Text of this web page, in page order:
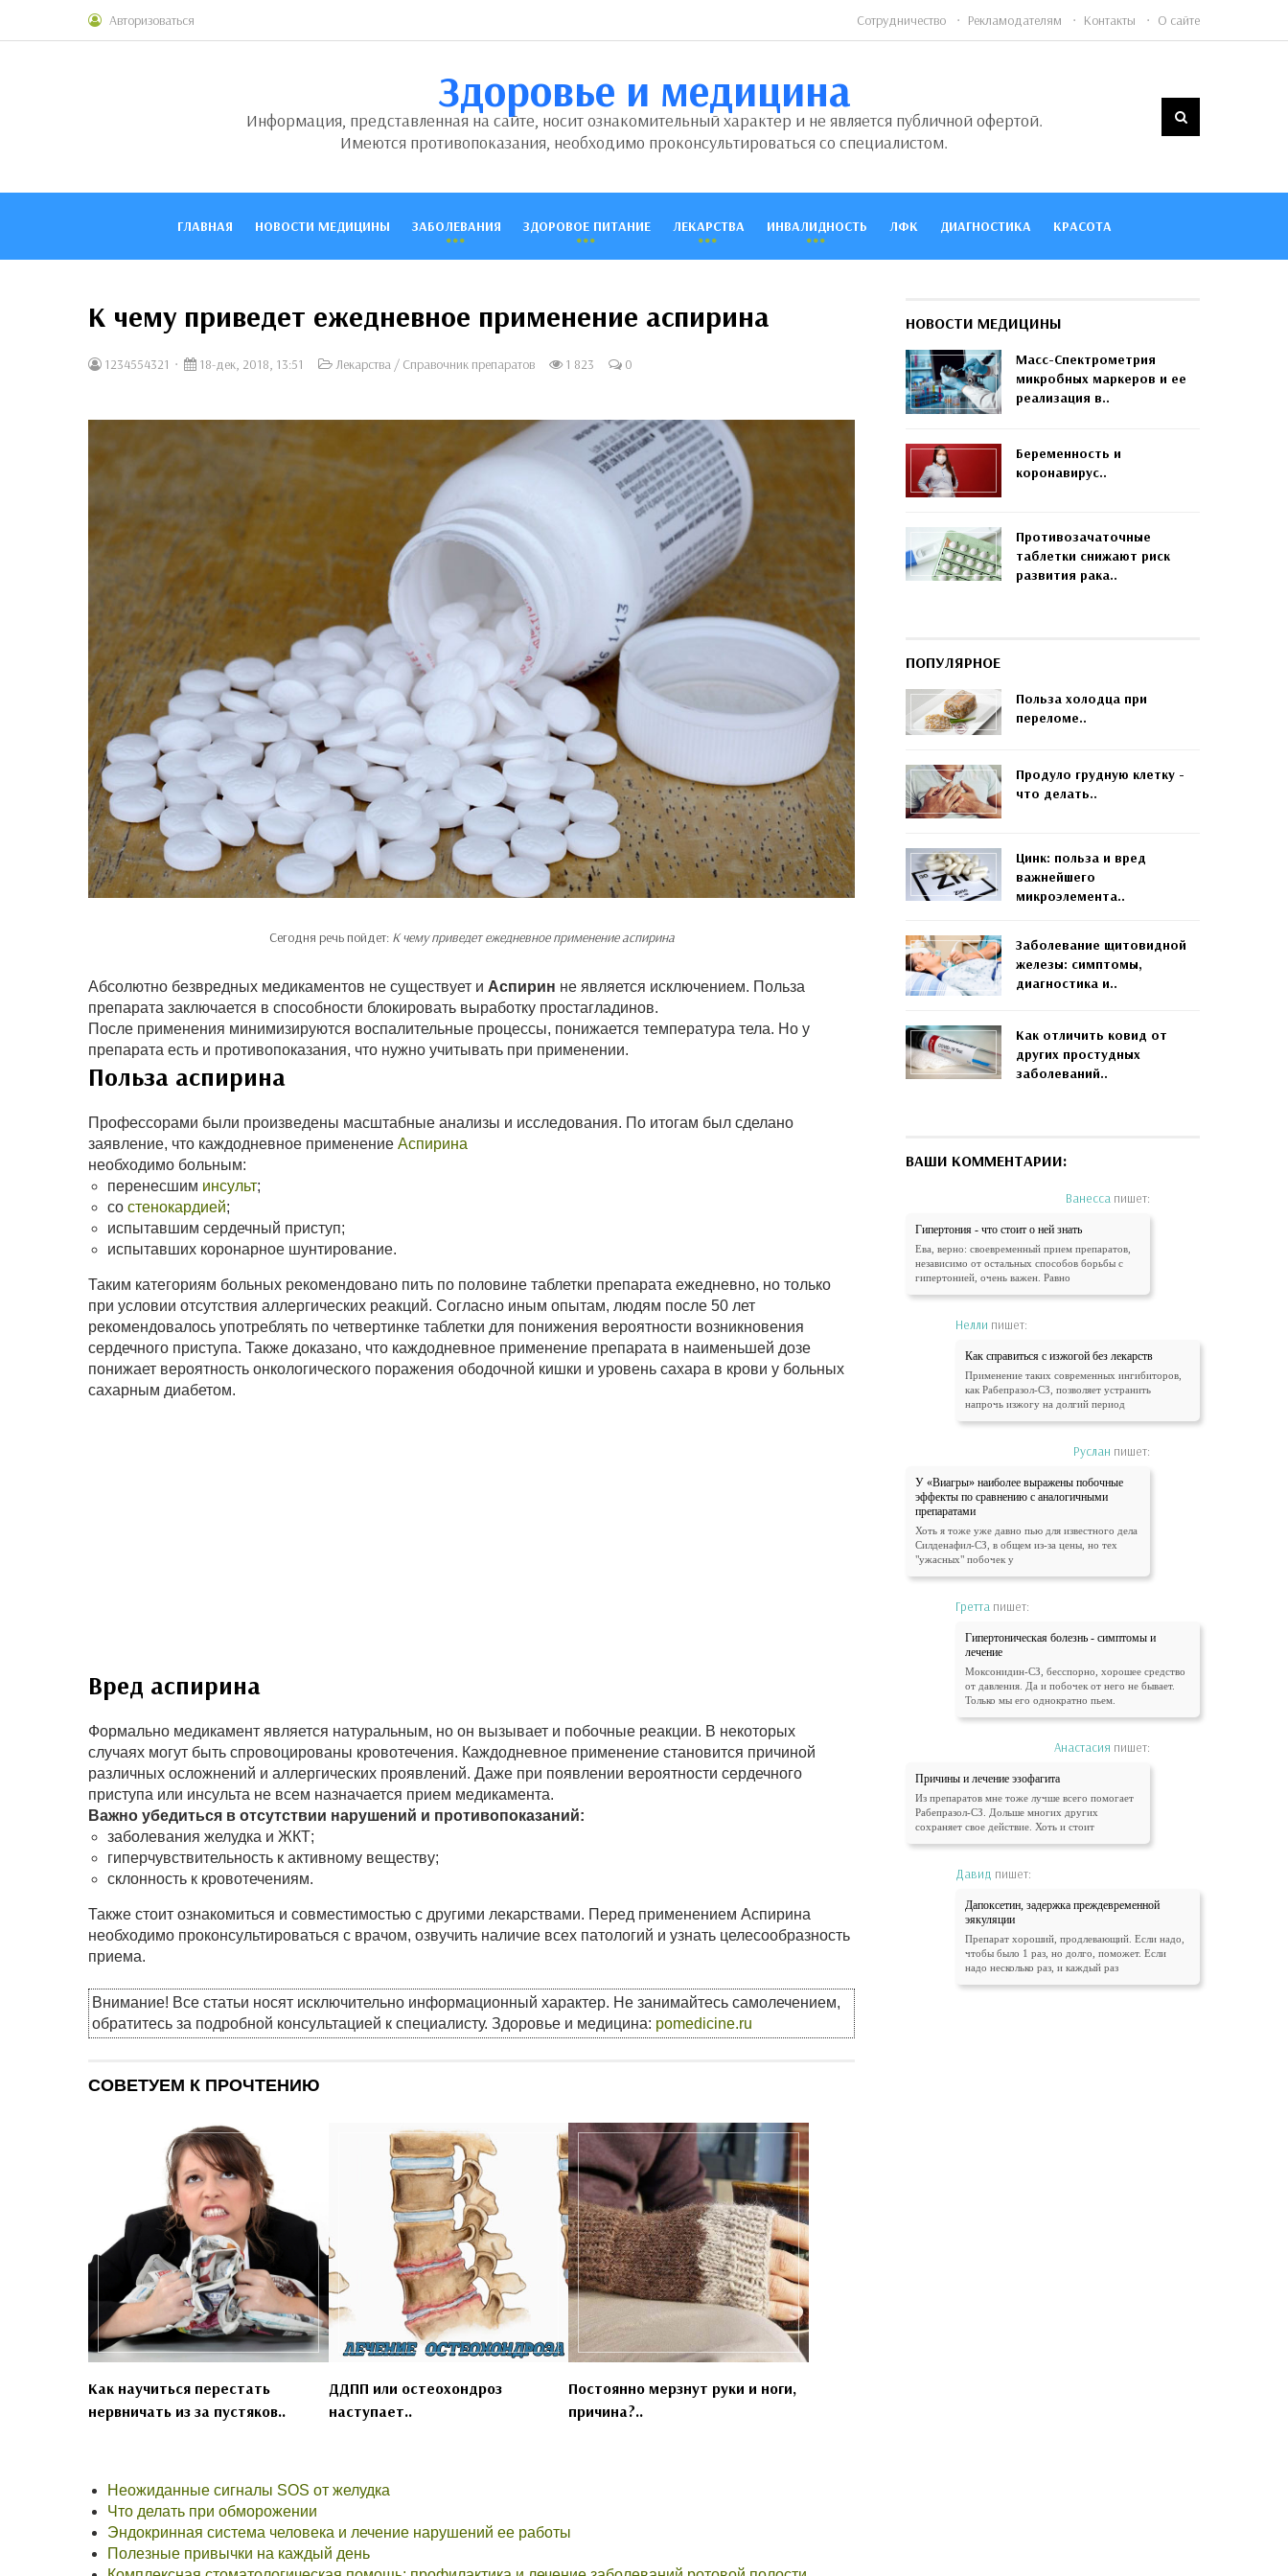
Авторизоваться Сотрудничество Рекламодателям Контакты О сайте
Здоровье и медицина
Информация, представленная на сайте, носит ознакомительный характер и не является публичной офертой.
Имеются противопоказания, необходимо проконсультироваться со специалистом.
ГЛАВНАЯ НОВОСТИ МЕДИЦИНЫ ЗАБОЛЕВАНИЯ ЗДОРОВОЕ ПИТАНИЕ ЛЕКАРСТВА ИНВАЛИДНОСТЬ ЛФК ДИАГНОСТИКА КРАСОТА
К чему приведет ежедневное применение аспирина
1234554321 18-дек, 2018, 13:51 Лекарства / Справочник препаратов 1 823 0
Сегодня речь пойдет: К чему приведет ежедневное применение аспирина
Абсолютно безвредных медикаментов не существует и Аспирин не является исключением. Польза
препарата заключается в способности блокировать выработку простагладинов.
После применения минимизируются воспалительные процессы, понижается температура тела. Но у
препарата есть и противопоказания, что нужно учитывать при применении.
Польза аспирина
Профессорами были произведены масштабные анализы и исследования. По итогам был сделано
заявление, что каждодневное применение Аспирина
необходимо больным:
перенесшим инсульт;
со стенокардией;
испытавшим сердечный приступ;
испытавших коронарное шунтирование.
Таким категориям больных рекомендовано пить по половине таблетки препарата ежедневно, но только
при условии отсутствия аллергических реакций. Согласно иным опытам, людям после 50 лет
рекомендовалось употреблять по четвертинке таблетки для понижения вероятности возникновения
сердечного приступа. Также доказано, что каждодневное применение препарата в наименьшей дозе
понижает вероятность онкологического поражения ободочной кишки и уровень сахара в крови у больных
сахарным диабетом.
Вред аспирина
Формально медикамент является натуральным, но он вызывает и побочные реакции. В некоторых
случаях могут быть спровоцированы кровотечения. Каждодневное применение становится причиной
различных осложнений и аллергических проявлений. Даже при появлении вероятности сердечного
приступа или инсульта не всем назначается прием медикамента.
Важно убедиться в отсутствии нарушений и противопоказаний:
заболевания желудка и ЖКТ;
гиперчувствительность к активному веществу;
склонность к кровотечениям.
Также стоит ознакомиться и совместимостью с другими лекарствами. Перед применением Аспирина
необходимо проконсультироваться с врачом, озвучить наличие всех патологий и узнать целесообразность
приема.
Внимание! Все статьи носят исключительно информационный характер. Не занимайтесь самолечением,
обратитесь за подробной консультацией к специалисту. Здоровье и медицина: pomedicine.ru
СОВЕТУЕМ К ПРОЧТЕНИЮ
Как научиться перестать
нервничать из за пустяков..
ДДПП или остеохондроз
наступает..
Постоянно мерзнут руки и ноги,
причина?..
Неожиданные сигналы SOS от желудка
Что делать при обморожении
Эндокринная система человека и лечение нарушений ее работы
Полезные привычки на каждый день
НОВОСТИ МЕДИЦИНЫ
Масс-Спектрометрия
микробных маркеров и ее
реализация в..
Беременность и
коронавирус..
Противозачаточные
таблетки снижают риск
развития рака..
ПОПУЛЯРНОЕ
Польза холодца при
переломе..
Продуло грудную клетку -
что делать..
Цинк: польза и вред
важнейшего
микроэлемента..
Заболевание щитовидной
железы: симптомы,
диагностика и..
Как отличить ковид от
других простудных
заболеваний..
ВАШИ КОММЕНТАРИИ:
Ванесса пишет:
Гипертония - что стоит о ней знать
Ева, верно: своевременный прием препаратов,
независимо от остальных способов борьбы с
гипертонией, очень важен. Равно
Нелли пишет:
Как справиться с изжогой без лекарств
Применение таких современных ингибиторов,
как Рабепразол-СЗ, позволяет устранить
напрочь изжогу на долгий период
Руслан пишет:
У «Виагры» наиболее выражены побочные
эффекты по сравнению с аналогичными
препаратами
Хоть я тоже уже давно пью для известного дела
Силденафил-СЗ, в общем из-за цены, но тех
"ужасных" побочек у
Гретта пишет:
Гипертоническая болезнь - симптомы и
лечение
Моксонидин-СЗ, бесспорно, хорошее средство
от давления. Да и побочек от него не бывает.
Только мы его однократно пьем.
Анастасия пишет:
Причины и лечение эзофагита
Из препаратов мне тоже лучше всего помогает
Рабепразол-СЗ. Дольше многих других
сохраняет свое действие. Хоть и стоит
Давид пишет:
Дапоксетин, задержка преждевременной
эякуляции
Препарат хороший, продлевающий. Если надо,
чтобы было 1 раз, но долго, поможет. Если
надо несколько раз, и каждый раз